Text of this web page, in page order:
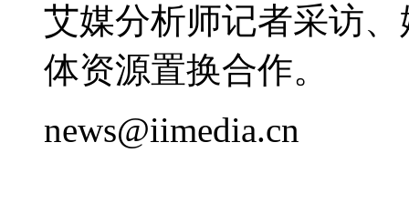
艾媒分析师记者采访
体资源置换合作。
news@iimedia.cn